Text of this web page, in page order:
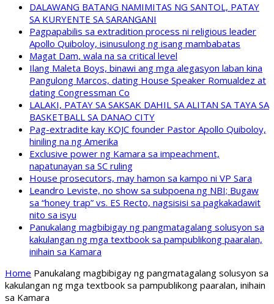
DALAWANG BATANG NAMIMITAS NG SANTOL, PATAY
SA KURYENTE SA SARANGANI
Pagpapabilis sa extradition process ni religious leader
Apollo Quiboloy, isinusulong ng isang mambabatas
Magat Dam, wala na sa critical level
Ilang Maleta Boys, binawi ang mga alegasyon laban kina
Pangulong Marcos, dating House Speaker Romualdez at
dating Congressman Co
LALAKI, PATAY SA SAKSAK DAHIL SA ALITAN SA TAYA SA
BASKETBALL SA DANAO CITY
Pag-extradite kay KOJC founder Pastor Apollo Quiboloy,
hiniling na ng Amerika
Exclusive power ng Kamara sa impeachment,
napatunayan sa SC ruling
House prosecutors, may hamon sa kampo ni VP Sara
Leandro Leviste, no show sa subpoena ng NBI; Bugaw
sa “honey trap” vs. ES Recto, nagsisisi sa pagkakadawit
nito sa isyu
Panukalang magbibigay ng pangmatagalang solusyon sa
kakulangan ng mga textbook sa pampublikong paaralan,
inihain sa Kamara
Home Panukalang magbibigay ng pangmatagalang solusyon sa
kakulangan ng mga textbook sa pampublikong paaralan, inihain
sa Kamara